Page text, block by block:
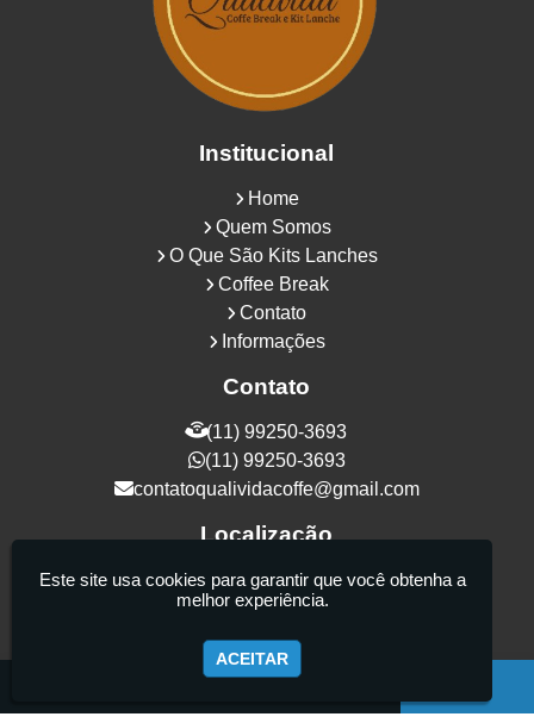
Institucional
Home
Quem Somos
O Que São Kits Lanches
Coffee Break
Contato
Informações
Contato
(11) 99250-3693
(11) 99250-3693
contatoqualividacoffe@gmail.com
Localização
Rua Samurais, 27 - Vila Maria Alta - São
Paulo / SP - CEP: 02130-080
Este site usa cookies para garantir que você obtenha a
melhor experiência.
ACEITAR